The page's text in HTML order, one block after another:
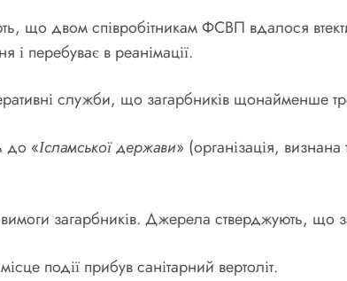
що двом співробітникам ФСВП вдалося
і перебуває в реанімації.
служби, що загарбників щонайменше
до «Ісламської держави» (організація,
загарбників. Джерела стверджують, що
події прибув санітарний вертоліт.